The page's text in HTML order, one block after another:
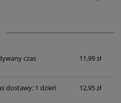
czas
11,99 zł
dostawy: 1 dzień
12,95 zł